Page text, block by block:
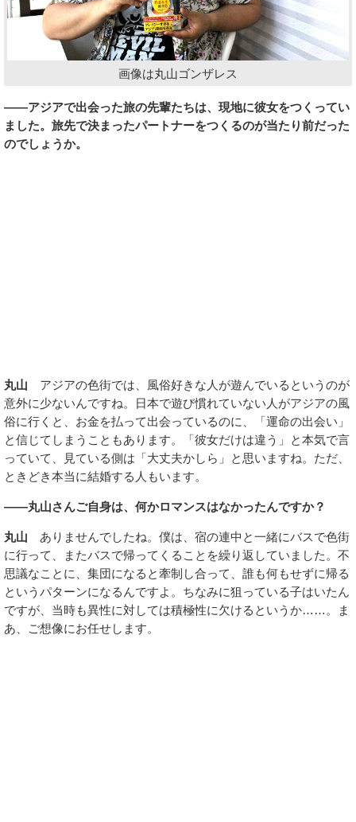
画像は丸山ゴンザレス
――アジアで出会った旅の先輩たちは、現地に彼女をつくってい
ました。旅先で決まったパートナーをつくるのが当たり前だった
のでしょうか。
丸山 アジアの色街では、風俗好きな人が遊んでいるというのが
意外に少ないんですね。日本で遊び慣れていない人がアジアの風
俗に行くと、お金を払って出会っているのに、「運命の出会い」
と信じてしまうこともあります。「彼女だけは違う」と本気で言
っていて、見ている側は「大丈夫かしら」と思いますね。ただ、
ときどき本当に結婚する人もいます。
――丸山さんご自身は、何かロマンスはなかったんですか？
丸山 ありませんでしたね。僕は、宿の連中と一緒にバスで色街
に行って、またバスで帰ってくることを繰り返していました。不
思議なことに、集団になると牽制し合って、誰も何もせずに帰る
というパターンになるんですよ。ちなみに狙っている子はいたん
ですが、当時も異性に対しては積極性に欠けるというか……。ま
あ、ご想像にお任せします。